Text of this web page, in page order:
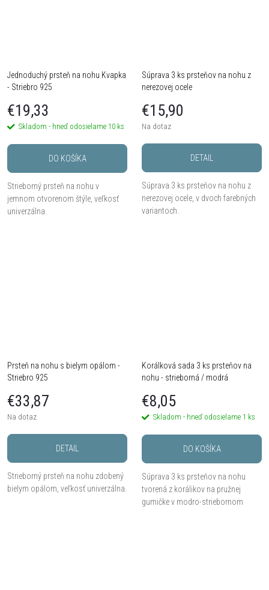
Jednoduchý prsteň na nohu Kvapka
- Striebro 925
€19,33
Skladom - hneď odosielame 10 ks
DO KOŠÍKA
Strieborný prsteň na nohu v
jemnom otvorenom štýle, veľkosť
univerzálna.
Súprava 3 ks prsteňov na nohu z
nerezovej ocele
€15,90
Na dotaz
DETAIL
Súprava 3 ks prsteňov na nohu z
nerezovej ocele, v dvoch farebných
variantoch.
Prsteň na nohu s bielym opálom -
Striebro 925
€33,87
Na dotaz
DETAIL
Strieborný prsteň na nohu zdobený
bielym opálom, veľkosť univerzálna.
Korálková sada 3 ks prsteňov na
nohu - strieborná / modrá
€8,05
Skladom - hneď odosielame 1 ks
DO KOŠÍKA
Súprava 3 ks prsteňov na nohu
tvorená z korálikov na pružnej
gumičke v modro-striebornom